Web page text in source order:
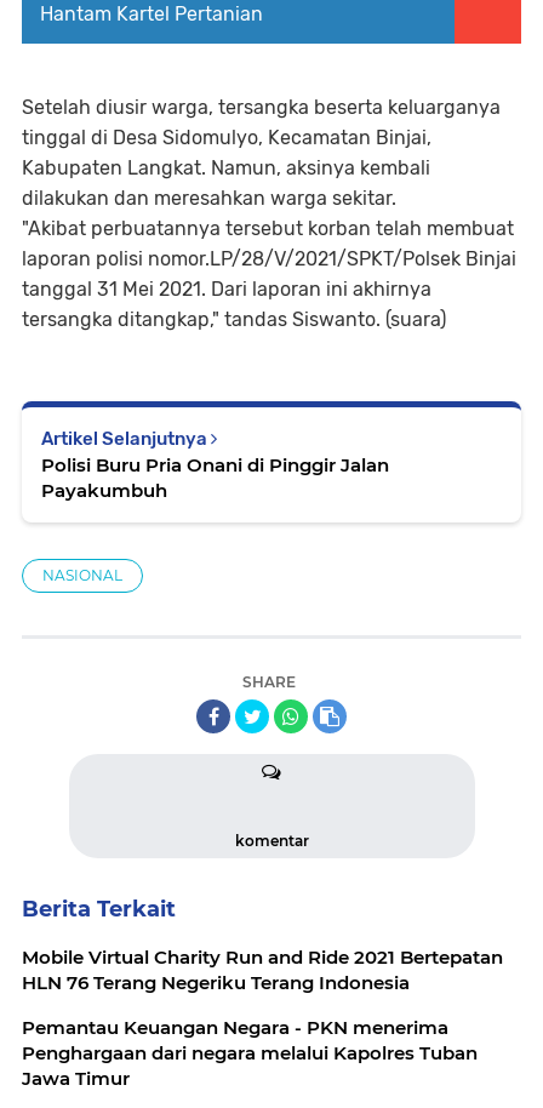
Hantam Kartel Pertanian
Setelah diusir warga, tersangka beserta keluarganya
tinggal di Desa Sidomulyo, Kecamatan Binjai,
Kabupaten Langkat. Namun, aksinya kembali
dilakukan dan meresahkan warga sekitar.
"Akibat perbuatannya tersebut korban telah membuat
laporan polisi nomor.LP/28/V/2021/SPKT/Polsek Binjai
tanggal 31 Mei 2021. Dari laporan ini akhirnya
tersangka ditangkap," tandas Siswanto. (suara)
Artikel Selanjutnya
Polisi Buru Pria Onani di Pinggir Jalan
Payakumbuh
NASIONAL
SHARE
komentar
Berita Terkait
Mobile Virtual Charity Run and Ride 2021 Bertepatan
HLN 76 Terang Negeriku Terang Indonesia
Pemantau Keuangan Negara - PKN menerima
Penghargaan dari negara melalui Kapolres Tuban
Jawa Timur